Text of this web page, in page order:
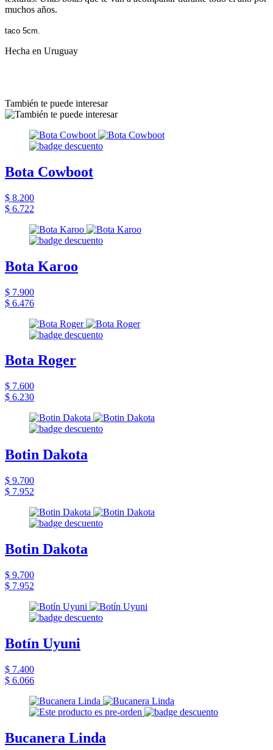
muchos años.
taco 5cm.
Hecha en Uruguay
También te puede interesar
Bota Cowboot
$ 8.200
$ 6.722
Bota Karoo
$ 7.900
$ 6.476
Bota Roger
$ 7.600
$ 6.230
Botin Dakota
$ 9.700
$ 7.952
Botin Dakota
$ 9.700
$ 7.952
Botín Uyuni
$ 7.400
$ 6.066
Bucanera Linda